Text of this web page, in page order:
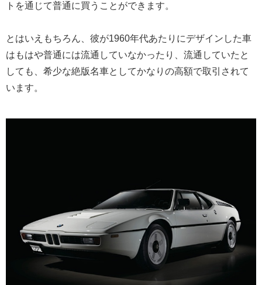
トを通じて普通に買うことができます。
とはいえもちろん、彼が1960年代あたりにデザインした車
はもはや普通には流通していなかったり、流通していたと
しても、希少な絶版名車としてかなりの高額で取引されて
います。